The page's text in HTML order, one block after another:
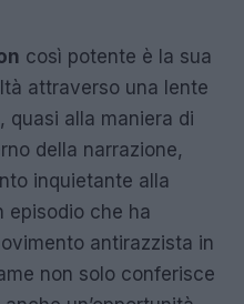
così potente è la sua
attraverso una lente
quasi alla maniera di
della narrazione,
inquietante alla
episodio che ha
antirazzista in
non solo conferisce